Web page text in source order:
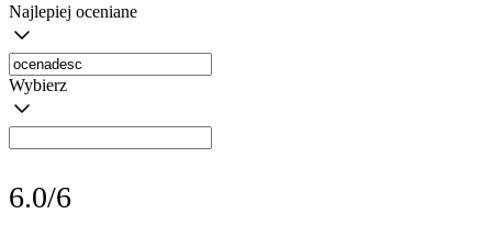
Najlepiej oceniane
Wybierz
6.0/6